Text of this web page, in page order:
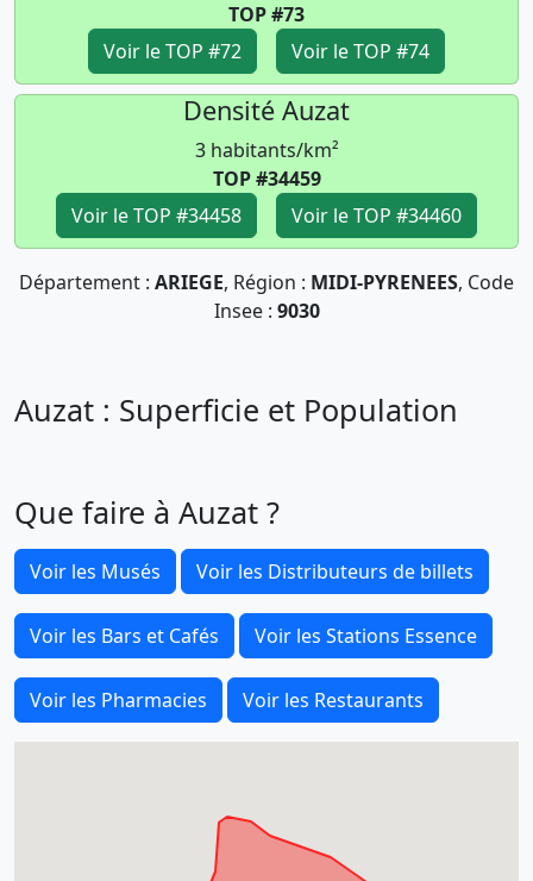
TOP #73
Voir le TOP #72
Voir le TOP #74
Densité Auzat
3 habitants/km²
TOP #34459
Voir le TOP #34458
Voir le TOP #34460
Département : ARIEGE, Région : MIDI-PYRENEES, Code
Insee : 9030
Auzat : Superficie et Population
Que faire à Auzat ?
Voir les Musés Voir les Distributeurs de billets
Voir les Bars et Cafés Voir les Stations Essence
Voir les Pharmacies Voir les Restaurants